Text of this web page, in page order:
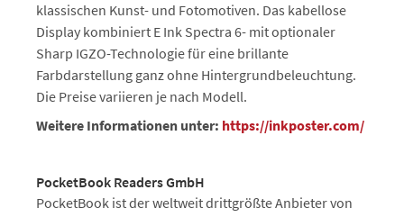
klassischen Kunst- und Fotomotiven. Das kabellose
Display kombiniert E Ink Spectra 6- mit optionaler
Sharp IGZO-Technologie für eine brillante
Farbdarstellung ganz ohne Hintergrundbeleuchtung.
Die Preise variieren je nach Modell.
Weitere Informationen unter: https://inkposter.com/
PocketBook Readers GmbH
PocketBook ist der weltweit drittgrößte Anbieter von